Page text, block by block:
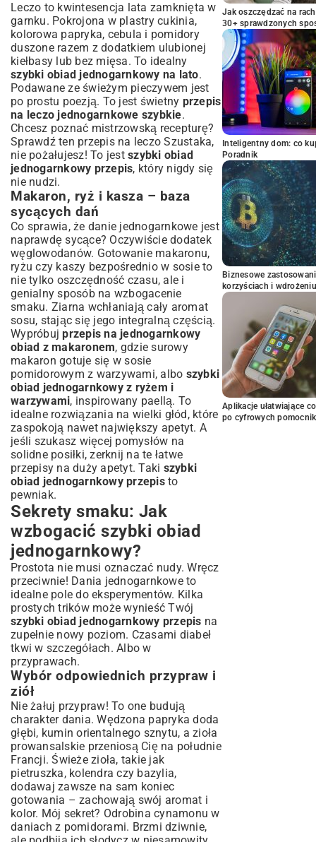
Leczo to kwintesencja lata zamknięta w
garnku. Pokrojona w plastry cukinia,
kolorowa papryka, cebula i pomidory
duszone razem z dodatkiem ulubionej
kiełbasy lub bez mięsa. To idealny
szybki obiad jednogarnkowy na lato.
Podawane ze świeżym pieczywem jest
po prostu poezją. To jest świetny przepis
na leczo jednogarnkowe szybkie.
Chcesz poznać mistrzowską recepturę?
Sprawdź ten przepis na leczo Szustaka,
nie pożałujesz! To jest szybki obiad
jednogarnkowy przepis, który nigdy się
nie nudzi.
Makaron, ryż i kasza – baza
sycących dań
Co sprawia, że danie jednogarnkowe jest
naprawdę sycące? Oczywiście dodatek
węglowodanów. Gotowanie makaronu,
ryżu czy kaszy bezpośrednio w sosie to
nie tylko oszczędność czasu, ale i
genialny sposób na wzbogacenie
smaku. Ziarna wchłaniają cały aromat
sosu, stając się jego integralną częścią.
Wypróbujprzepis na jednogarnkowy
obiad z makaronem, gdzie surowy
makaron gotuje się w sosie
pomidorowym z warzywami, albo szybki
obiad jednogarnkowy z ryżem i
warzywami, inspirowany paellą. To
idealne rozwiązania na wielki głód, które
zaspokoją nawet największy apetyt. A
jeśli szukasz więcej pomysłów na
solidne posiłki, zerknij na te łatwe
przepisy na duży apetyt. Taki szybki
obiad jednogarnkowy przepisto
pewniak.
Sekrety smaku: Jak
wzbogacić szybki obiad
jednogarnkowy?
Prostota nie musi oznaczać nudy. Wręcz
przeciwnie! Dania jednogarnkowe to
idealne pole do eksperymentów. Kilka
prostych trików może wynieść Twój
szybki obiad jednogarnkowy przepis na
zupełnie nowy poziom. Czasami diabeł
tkwi w szczegółach. Albo w
przyprawach.
Wybór odpowiednich przypraw i
ziół
Nie żałuj przypraw! To one budują
charakter dania. Wędzona papryka doda
głębi, kumin orientalnego sznytu, a zioła
prowansalskie przeniosą Cię na południe
Francji. Świeże zioła, takie jak
pietruszka, kolendra czy bazylia,
dodawaj zawsze na sam koniec
gotowania – zachowają swój aromat i
kolor. Mój sekret? Odrobina cynamonu w
daniach z pomidorami. Brzmi dziwnie,
Jak oszczędzać na
30+ sprawdzonych
Inteligentny dom: co
Poradnik
Biznesowe
korzyściach i wdrożeniu
Aplikacje ułatwiające
po cyfrowych